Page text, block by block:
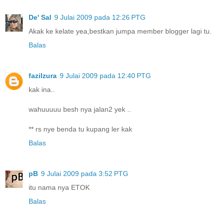
De' Sal 9 Julai 2009 pada 12:26 PTG
Akak ke kelate yea,bestkan jumpa member blogger lagi tu.
Balas
fazilzura 9 Julai 2009 pada 12:40 PTG
kak ina..
wahuuuuu besh nya jalan2 yek ..
** rs nye benda tu kupang ler kak
Balas
pB 9 Julai 2009 pada 3:52 PTG
itu nama nya ETOK
Balas